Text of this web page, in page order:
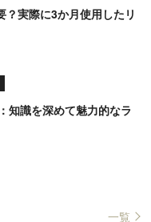
実際に3か月使用したリ
知識を深めて魅力的なラ
一覧